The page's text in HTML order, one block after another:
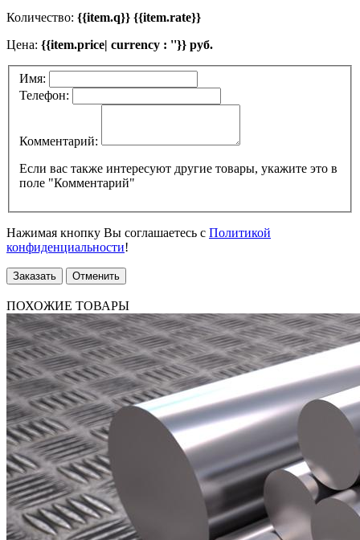
Количество: {{item.q}} {{item.rate}}
Цена: {{item.price| currency : ''}} руб.
Имя:
Телефон:
Комментарий:
Если вас также интересуют другие товары, укажите это в
поле "Комментарий"
Нажимая кнопку Вы соглашаетесь с Политикой
конфиденциальности!
Заказать Отменить
ПОХОЖИЕ ТОВАРЫ